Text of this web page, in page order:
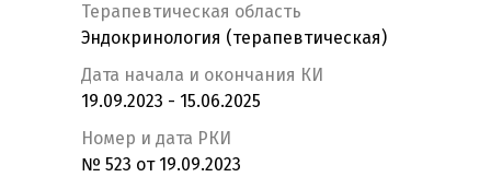
Терапевтическая область
Эндокринология (терапевтическая)
Дата начала и окончания КИ
19.09.2023 - 15.06.2025
Номер и дата РКИ
№ 523 от 19.09.2023